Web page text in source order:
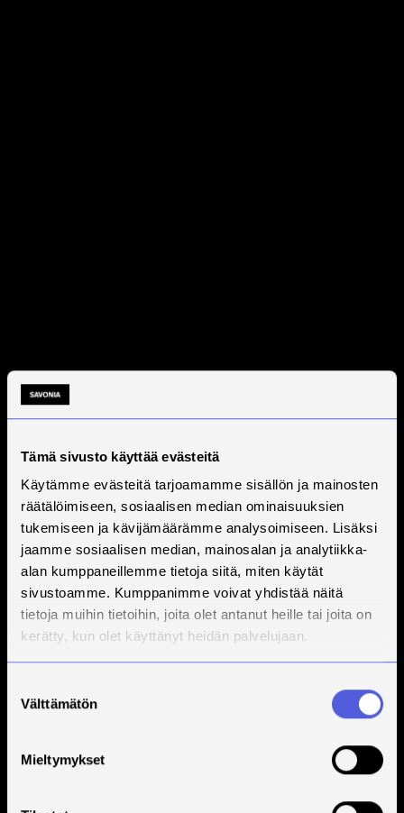
Tämä sivusto käyttää evästeitä
Käytämme evästeitä tarjoamamme sisällön ja mainosten
räätälöimiseen, sosiaalisen median ominaisuuksien
tukemiseen ja kävijämäärämme analysoimiseen. Lisäksi
jaamme sosiaalisen median, mainosalan ja analytiikka-
alan kumppaneillemme tietoja siitä, miten käytät
sivustoamme. Kumppanimme voivat yhdistää näitä
tietoja muihin tietoihin, joita olet antanut heille tai joita on
kerätty, kun olet käyttänyt heidän palvelujaan.
valinta
Välttämätön
Mieltymykset